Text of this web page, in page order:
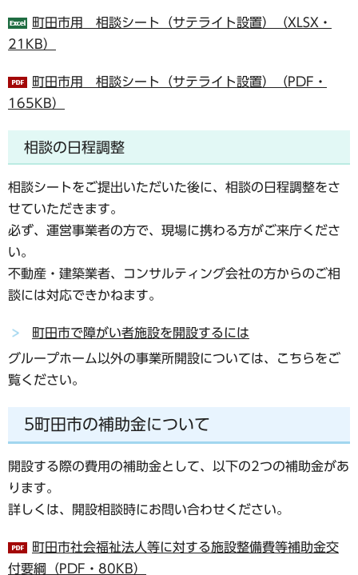
町田市用 相談シート（サテライト設置）（XLSX・
21KB）
町田市用 相談シート（サテライト設置）（PDF・
165KB）
相談の日程調整
相談シートをご提出いただいた後に、相談の日程調整をさ
せていただきます。
必ず、運営事業者の方で、現場に携わる方がご来庁くださ
い。
不動産・建築業者、コンサルティング会社の方からのご相
談には対応できかねます。
町田市で障がい者施設を開設するには
グループホーム以外の事業所開設については、こちらをご
覧ください。
5町田市の補助金について
開設する際の費用の補助金として、以下の2つの補助金があ
ります。
詳しくは、開設相談時にお問い合わせください。
町田市社会福祉法人等に対する施設整備費等補助金交
付要綱（PDF・80KB）